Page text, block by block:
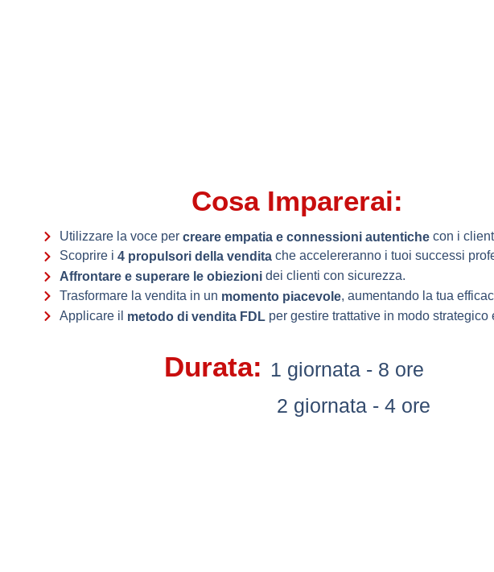
Cosa Imparerai:
Utilizzare la voce percreare empatia e connessioni autentiche con i
Scoprire i4 propulsori della vendita che accelereranno i tuoi successi
Affrontare e superare le obiezioni dei clienti con sicurezza.
Trasformare la vendita in un momento piacevole, aumentando la tua
Applicare il metodo di vendita FDL per gestire trattative in modo strategico
Durata: 1 giornata - 8 ore
2 giornata - 4 ore